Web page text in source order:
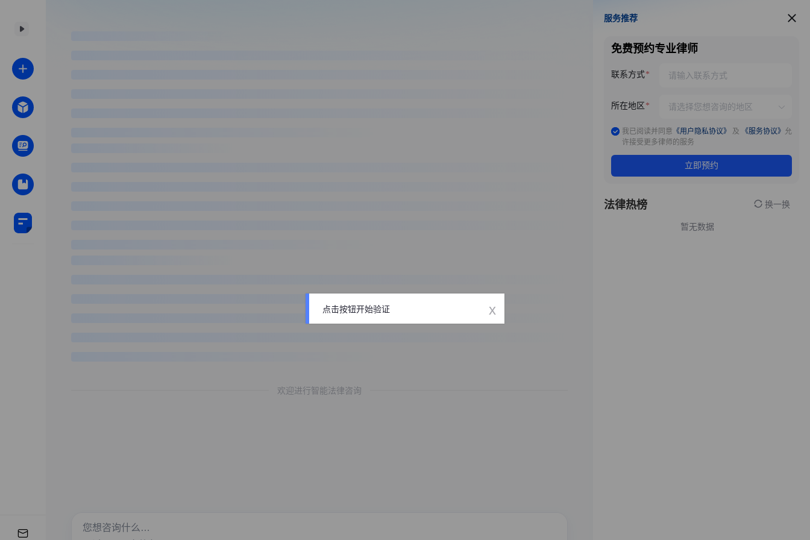
欢迎进行智能法律咨询
服务推荐
服务推荐
免费预约专业律师
联系方式
所在地区
我已阅读并同意 《用户隐私协议》 及 《服务协议》 允
许接受更多律师的服务
立即预约
法律热榜 换一换
暂无数据
点击按钮开始验证 x